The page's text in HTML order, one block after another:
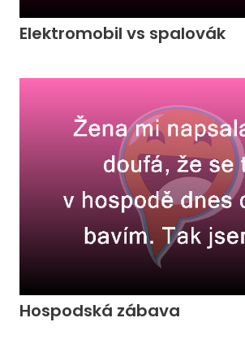
Elektromobil vs spalovák
Hospodská zábava